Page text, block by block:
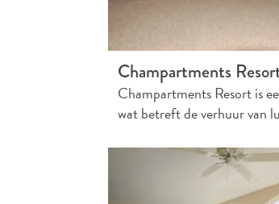
Champartments
Champartments Resort is
wat betreft de verhuur van